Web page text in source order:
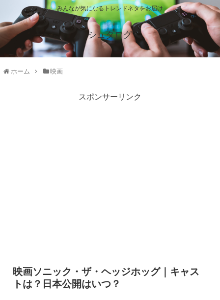
みんなが気になるトレンドネタをお届け
シュタログ
ホーム 映画
スポンサーリンク
映画ソニック・ザ・ヘッジホッグ｜キャス
トは？日本公開はいつ？